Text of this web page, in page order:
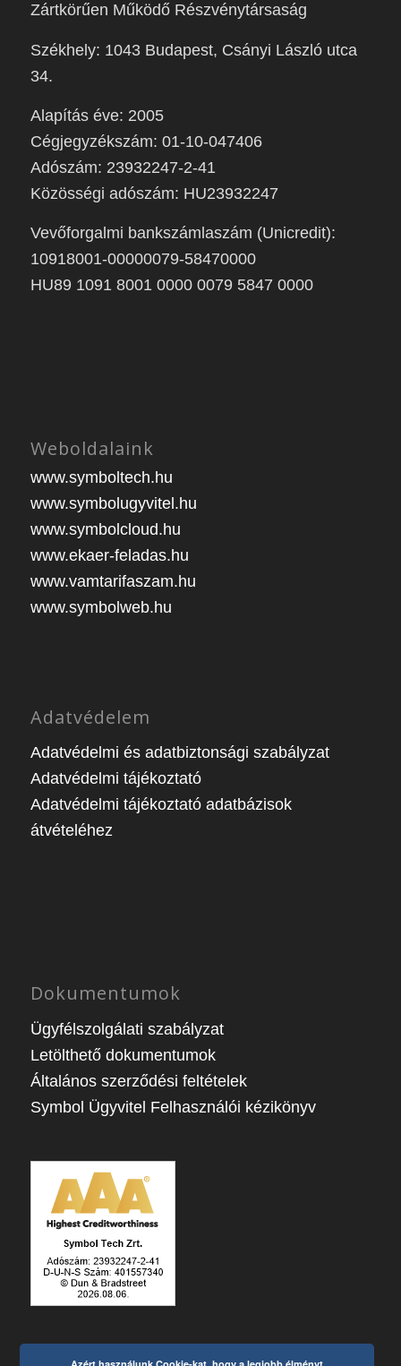
Zártkörűen Működő Részvénytársaság
Székhely: 1043 Budapest, Csányi László utca
34.
Alapítás éve: 2005
Cégjegyzékszám: 01-10-047406
Adószám: 23932247-2-41
Közösségi adószám: HU23932247
Vevőforgalmi bankszámlaszám (Unicredit):
10918001-00000079-58470000
HU89 1091 8001 0000 0079 5847 0000
Weboldalaink
www.symboltech.hu
www.symbolugyvitel.hu
www.symbolcloud.hu
www.ekaer-feladas.hu
www.vamtarifaszam.hu
www.symbolweb.hu
Adatvédelem
Adatvédelmi és adatbiztonsági szabályzat
Adatvédelmi tájékoztató
Adatvédelmi tájékoztató adatbázisok
átvételéhez
Dokumentumok
Ügyfélszolgálati szabályzat
Letölthető dokumentumok
Általános szerződési feltételek
Symbol Ügyvitel Felhasználói kézikönyv